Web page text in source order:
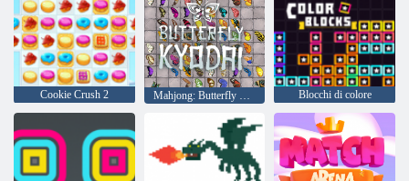
Cookie Crush 2 Mahjong: Butterfly Kyodai HD Blocchi di colore